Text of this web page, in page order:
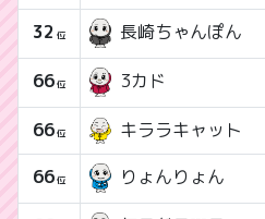
32 位 長崎ちゃんぽん
66位 3カド
66位 キララキャット
66位 りょんりょん